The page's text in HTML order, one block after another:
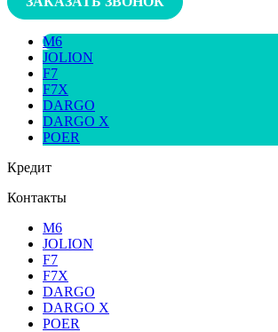
M6
JOLION
F7
F7X
DARGO
DARGO X
POER
Кредит
Контакты
M6
JOLION
F7
F7X
DARGO
DARGO X
POER